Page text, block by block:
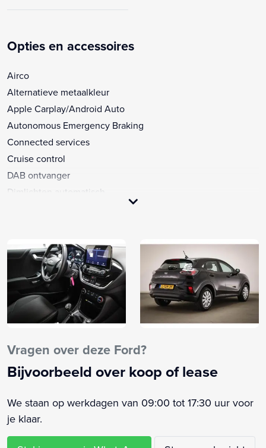
Opties en accessoires
Airco
Alternatieve metaalkleur
Apple Carplay/Android Auto
Autonomous Emergency Braking
Connected services
Cruise control
DAB ontvanger
Dimlichten automatisch
Stuurwiel multifunctioneel
Trekhaak afneembaar
Achterbank in delen neerklapbaar
Achterspoiler
Alarm klasse 1(startblokkering)
Anti Blokkeer Systeem
Bandenspanningscontrolesysteem
Bestuurdersairbag
Bluetooth telefoonvoorbereiding
Boordcomputer
Bots herkenning en activatie
Vragen over deze Ford?
Bijvoorbeeld over koop of lease
We staan op werkdagen van 09:00 tot 17:30 uur voor
je klaar.